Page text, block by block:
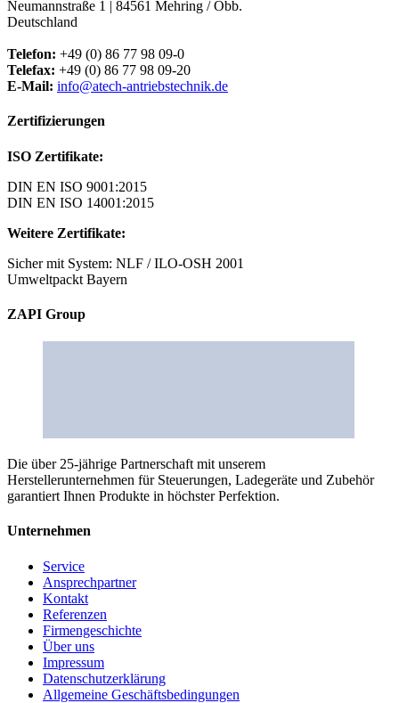
Neumannstraße 1 | 84561 Mehring / Obb.
Deutschland
Telefon: +49 (0) 86 77 98 09-0
Telefax: +49 (0) 86 77 98 09-20
E-Mail: info@atech-antriebstechnik.de
Zertifizierungen
ISO Zertifikate:
DIN EN ISO 9001:2015
DIN EN ISO 14001:2015
Weitere Zertifikate:
Sicher mit System: NLF / ILO-OSH 2001
Umweltpackt Bayern
ZAPI Group
Die über 25-jährige Partnerschaft mit unserem
Herstellerunternehmen für Steuerungen, Ladegeräte und Zubehör
garantiert Ihnen Produkte in höchster Perfektion.
Unternehmen
Service
Ansprechpartner
Kontakt
Referenzen
Firmengeschichte
Über uns
Impressum
Datenschutzerklärung
Allgemeine Geschäftsbedingungen